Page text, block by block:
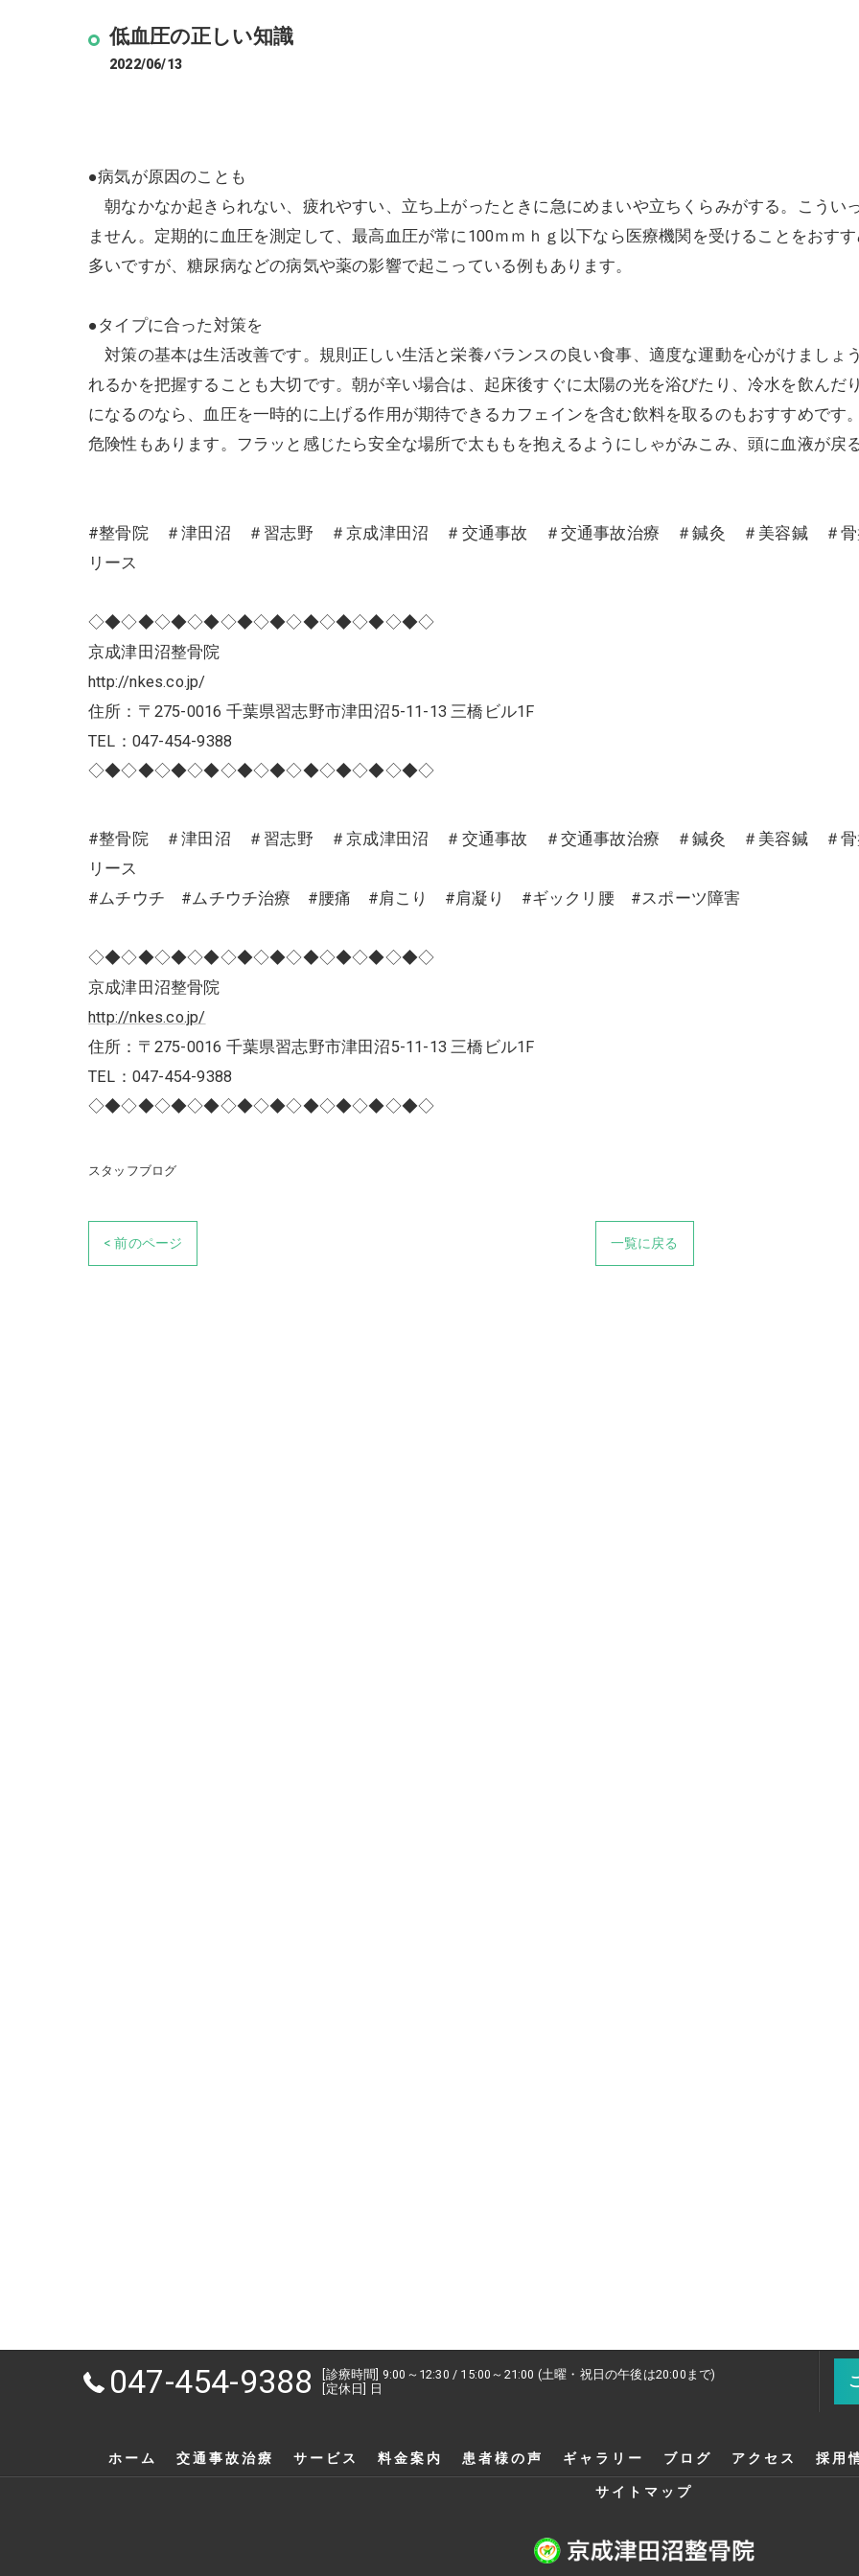
低血圧の正しい知識
2022/06/13
●病気が原因のことも
朝なかなか起きられない、疲れやすい、立ち上がったときに急にめまいや立ちくらみがする。こうい
ません。定期的に血圧を測定して、最高血圧が常に100ｍｍｈｇ以下なら医療機関を受けることをおす
多いですが、糖尿病などの病気や薬の影響で起こっている例もあります。
●タイプに合った対策を
対策の基本は生活改善です。規則正しい生活と栄養バランスの良い食事、適度な運動を心がけましょ
れるかを把握することも大切です。朝が辛い場合は、起床後すぐに太陽の光を浴びたり、冷水を飲んだ
になるのなら、血圧を一時的に上げる作用が期待できるカフェインを含む飲料を取るのもおすすめです
危険性もあります。フラッと感じたら安全な場所で太ももを抱えるようにしゃがみこみ、頭に血液が戻
#整骨院 ＃津田沼 ＃習志野 ＃京成津田沼 ＃交通事故 ＃交通事故治療 ＃鍼灸 ＃美容鍼 ＃
リース
◇◆◇◆◇◆◇◆◇◆◇◆◇◆◇◆◇◆◇◆◇
京成津田沼整骨院
http://nkes.co.jp/
住所：〒275-0016 千葉県習志野市津田沼5-11-13 三橋ビル1F
TEL：047-454-9388
◇◆◇◆◇◆◇◆◇◆◇◆◇◆◇◆◇◆◇◆◇
#整骨院 ＃津田沼 ＃習志野 ＃京成津田沼 ＃交通事故 ＃交通事故治療 ＃鍼灸 ＃美容鍼 ＃
リース
#ムチウチ #ムチウチ治療 #腰痛 #肩こり #肩凝り #ギックリ腰 #スポーツ障害
◇◆◇◆◇◆◇◆◇◆◇◆◇◆◇◆◇◆◇◆◇
京成津田沼整骨院
http://nkes.co.jp/
住所：〒275-0016 千葉県習志野市津田沼5-11-13 三橋ビル1F
TEL：047-454-9388
◇◆◇◆◇◆◇◆◇◆◇◆◇◆◇◆◇◆◇◆◇
スタッフブログ
< 前のページ 一覧に戻る
047-454-9388
[診療時間] 9:00～12:30 / 15:00～21:00 (土曜・祝日の午後は20:00まで)
[定休日] 日
ホーム 交通事故治療 サービス 料金案内 患者様の声 ギャラリー ブログ アクセス 採用
サイトマップ